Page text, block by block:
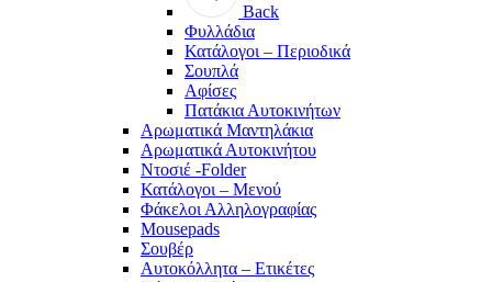
Back
Φυλλάδια
Κατάλογοι – Περιοδικά
Σουπλά
Αφίσες
Πατάκια Αυτοκινήτων
Αρωματικά Μαντηλάκια
Αρωματικά Αυτοκινήτου
Ντοσιέ -Folder
Κατάλογοι – Μενού
Φάκελοι Αλληλογραφίας
Mousepads
Σουβέρ
Αυτοκόλλητα – Ετικέτες